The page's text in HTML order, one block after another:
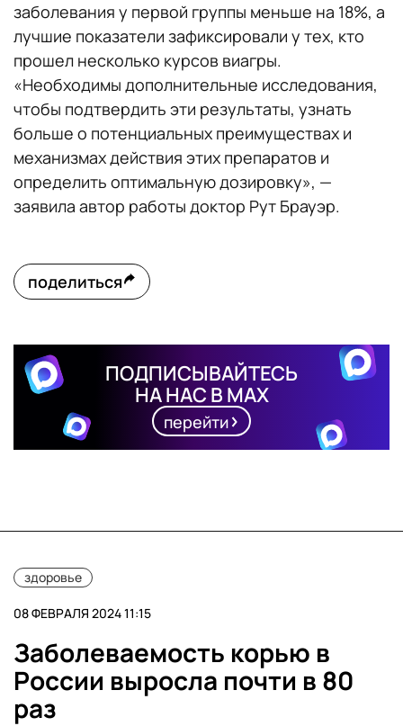
заболевания у первой группы меньше на 18%, а
лучшие показатели зафиксировали у тех, кто
прошел несколько курсов виагры.
«Необходимы дополнительные исследования,
чтобы подтвердить эти результаты, узнать
больше о потенциальных преимуществах и
механизмах действия этих препаратов и
определить оптимальную дозировку», —
заявила автор работы доктор Рут Брауэр.
поделиться
ПОДПИСЫВАЙТЕСЬ
НА НАС В MAX
перейти
здоровье
08 ФЕВРАЛЯ 2024 11:15
Заболеваемость корью в
России выросла почти в 80
раз